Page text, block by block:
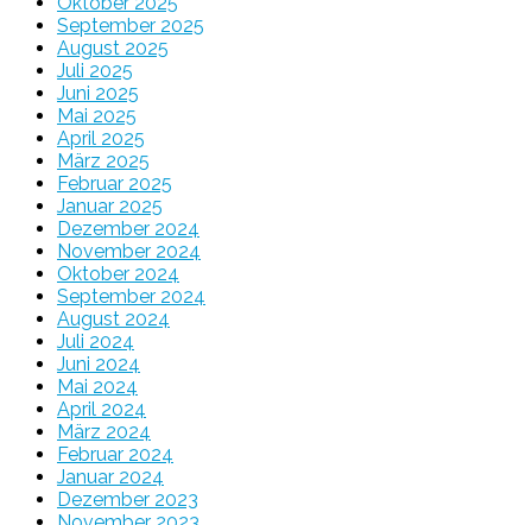
September 2025
August 2025
Juli 2025
Juni 2025
Mai 2025
April 2025
März 2025
Februar 2025
Januar 2025
Dezember 2024
November 2024
Oktober 2024
September 2024
August 2024
Juli 2024
Juni 2024
Mai 2024
April 2024
März 2024
Februar 2024
Januar 2024
Dezember 2023